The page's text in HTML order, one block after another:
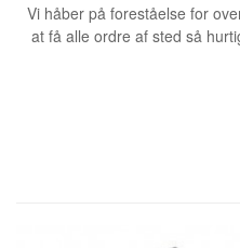
Vi håber på foreståelse for
at få alle ordre af sted så